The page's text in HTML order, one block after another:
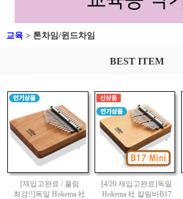
교육 > 톤차임/윈드차임
BEST ITEM
[재입고완료 / 울림
최강!!]독일 Hokema 社
[4/20 재입고완료]독일
Hokema 社 칼림바B17